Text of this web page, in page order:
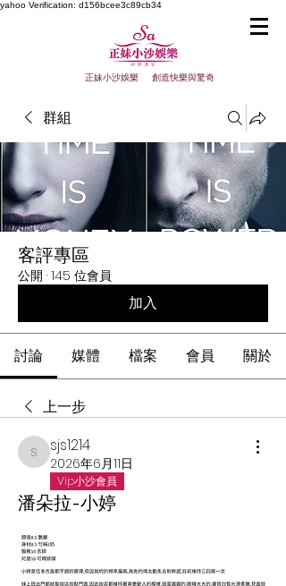
yahoo Verification: d156bcee3c89cb34
正妹小沙娛樂 創造快樂與驚奇
群組
客評專區
公開 · 145 位會員
加入
討論 媒體 檔案 會員 關於
上一步
sjs1214
sjs1214
2026年6月11日
Vip小沙會員
潘朵拉-小婷